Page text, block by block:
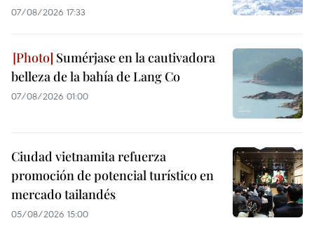
07/08/2026 17:33
Sumérjase en la cautivadora
belleza de la bahía de Lang Co
07/08/2026 01:00
Ciudad vietnamita refuerza
promoción de potencial turístico en
mercado tailandés
05/08/2026 15:00